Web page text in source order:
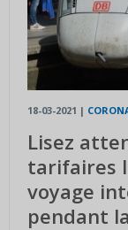
18-03-2021 |
Lisez
tarifaires
voyage
pendant